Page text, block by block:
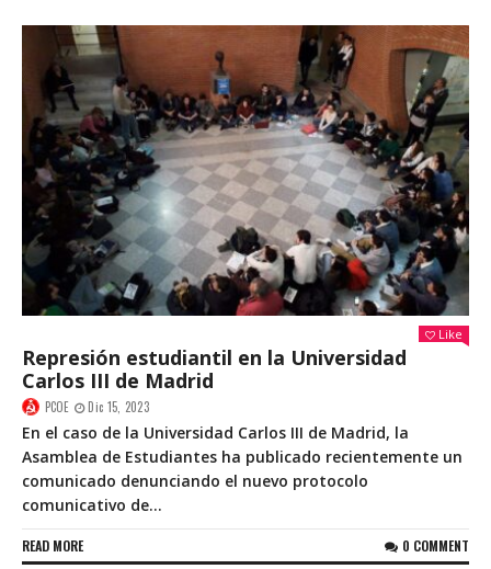
Like
Represión estudiantil en la Universidad
Carlos III de Madrid
PCOE Dic 15, 2023
En el caso de la Universidad Carlos III de Madrid, la
Asamblea de Estudiantes ha publicado recientemente un
comunicado denunciando el nuevo protocolo
comunicativo de...
READ MORE 0 COMMENT